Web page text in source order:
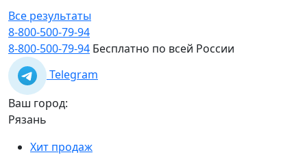
Все результаты
8-800-500-79-94
8-800-500-79-94 Бесплатно по всей России
Telegram
Ваш город:
Рязань
Хит продаж